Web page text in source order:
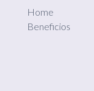
Home
Beneficios